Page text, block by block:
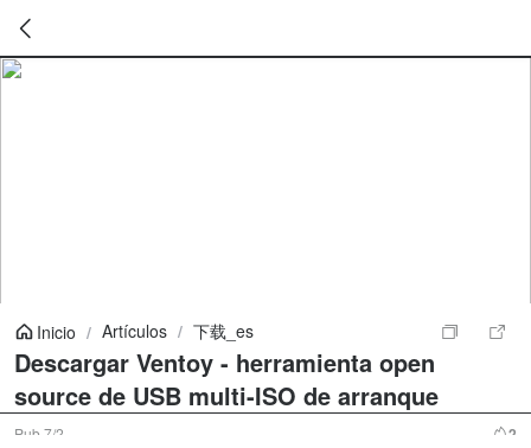
Inicio / Artículos / 下载_es
Descargar Ventoy - herramienta open
source de USB multi-ISO de arranque
Pub 7/2 2